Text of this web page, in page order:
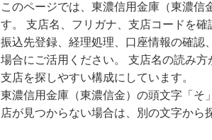
このページでは、東濃信用金庫（東濃信
す。 支店名、フリガナ、支店コードを
振込先登録、経理処理、口座情報の確認
場合にご活用ください。 支店名の読み
支店を探しやすい構成にしています。
東濃信用金庫（東濃信金）の頭文字「そ
店が見つからない場合は、別の文字から